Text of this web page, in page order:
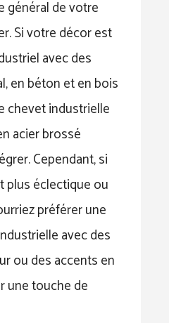
général de votre
Si votre décor est
avec des
en béton et en bois
chevet industrielle
acier brossé
Cependant, si
plus éclectique ou
préférer une
avec des
ou des accents en
une touche de